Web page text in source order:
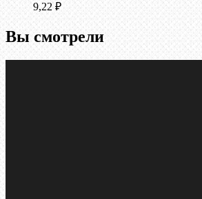
9,22 ₽
Вы смотрели